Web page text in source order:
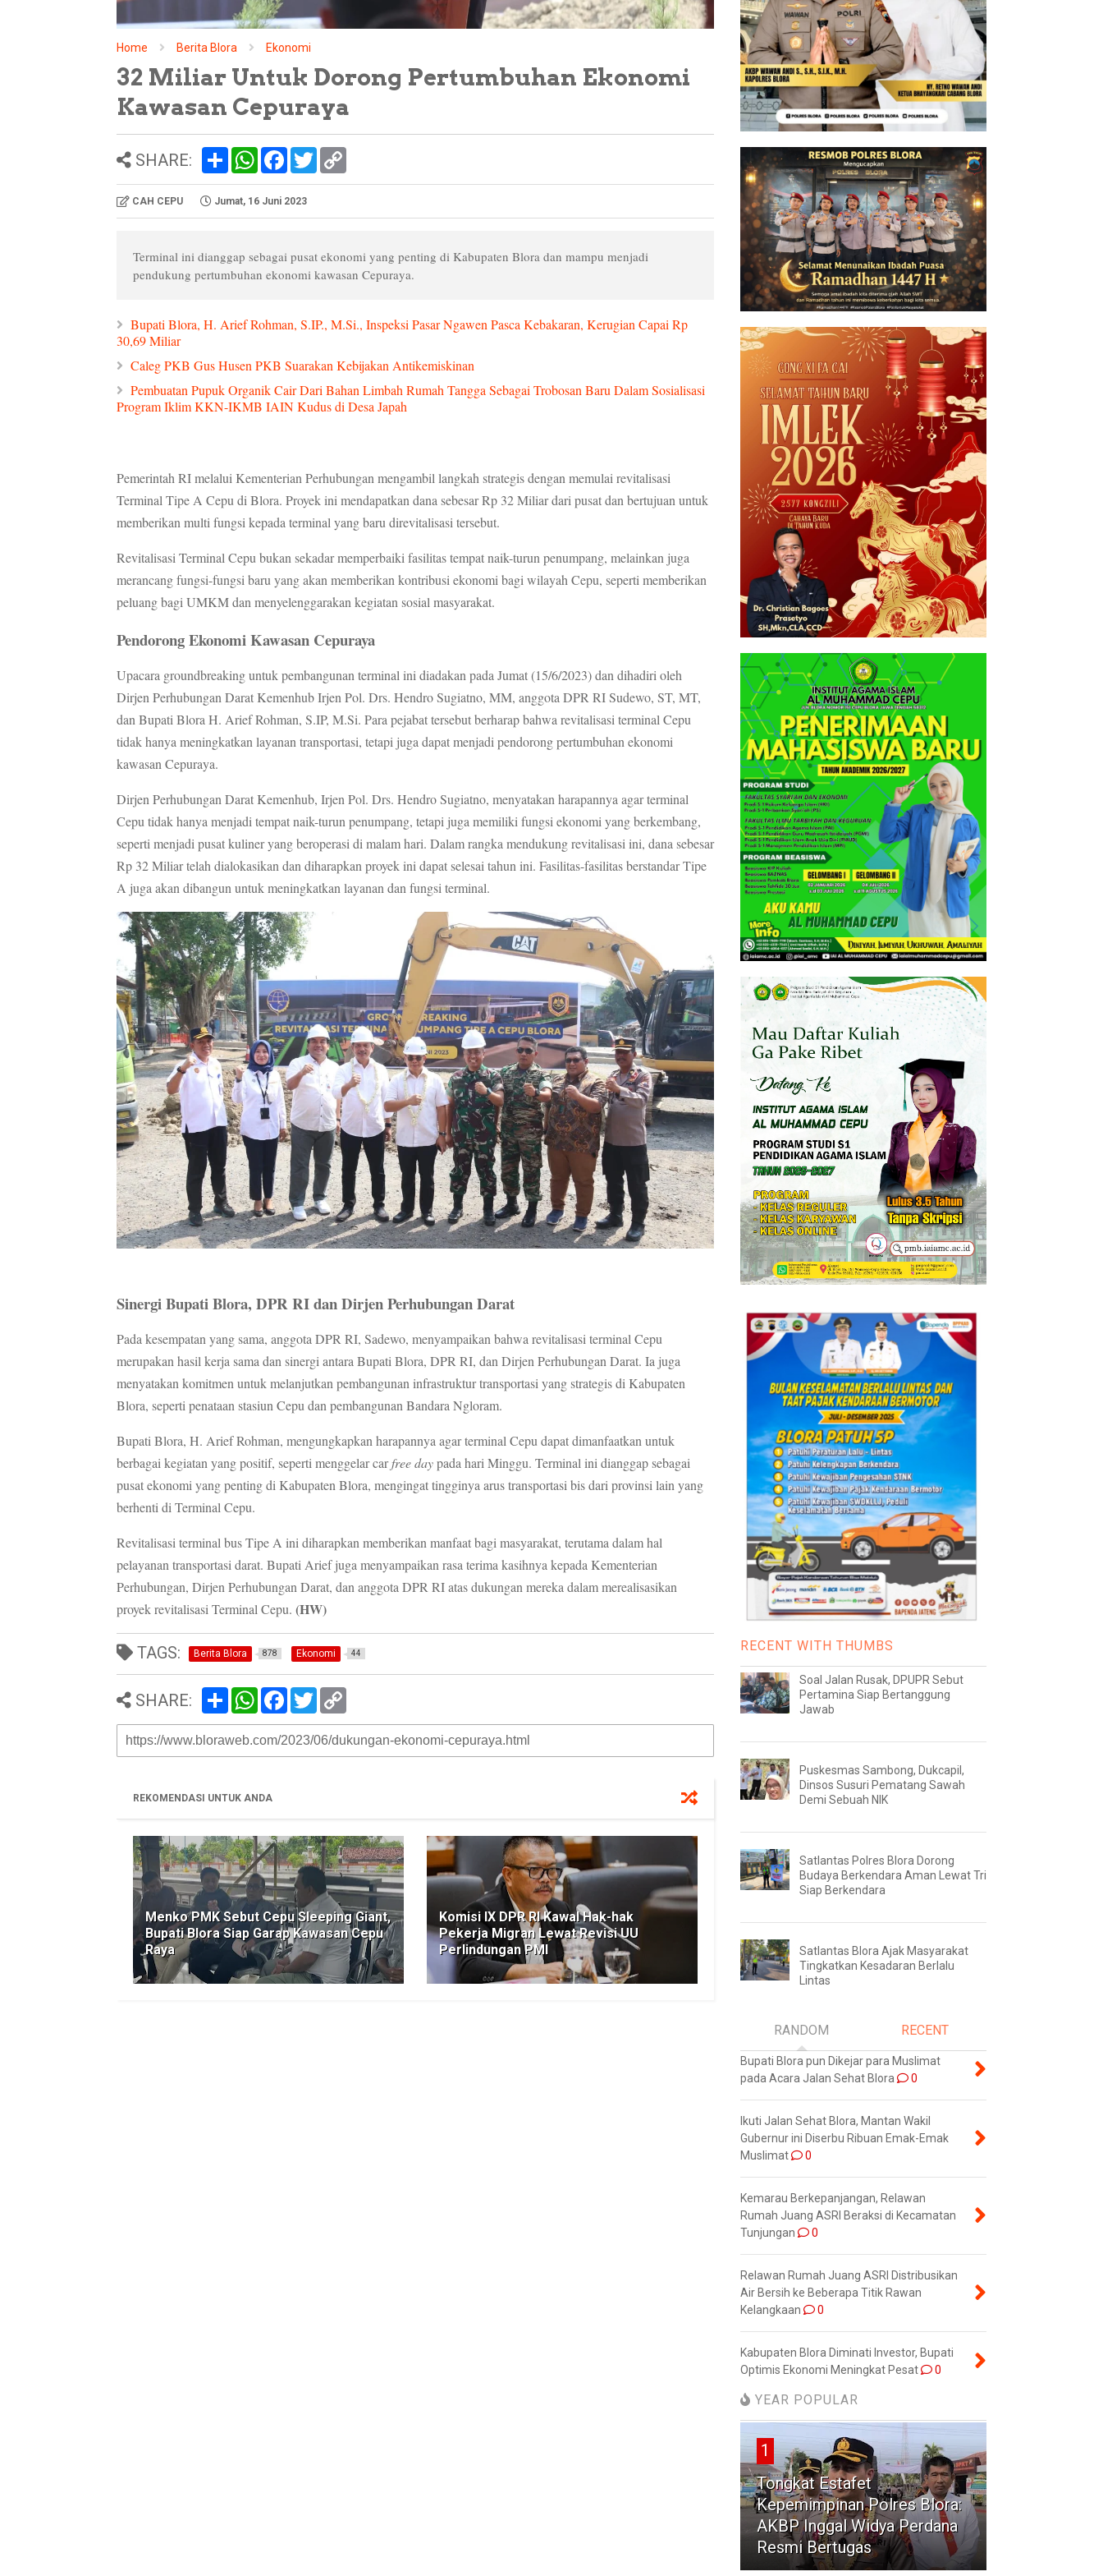
Home Berita Blora Ekonomi
32 Miliar Untuk Dorong Pertumbuhan Ekonomi
Kawasan Cepuraya
SHARE:
e
W
s
A
b
o
e
i
CAH CEPU Jumat, 16 Juni 2023
Terminal ini dianggap sebagai pusat ekonomi yang penting di Kabupaten Blora dan mampu menjadi
pendukung pertumbuhan ekonomi kawasan Cepuraya.
Bupati Blora, H. Arief Rohman, S.IP., M.Si., Inspeksi Pasar Ngawen Pasca Kebakaran, Kerugian Capai Rp
30,69 Miliar
Caleg PKB Gus Husen PKB Suarakan Kebijakan Antikemiskinan
Pembuatan Pupuk Organik Cair Dari Bahan Limbah Rumah Tangga Sebagai Trobosan Baru Dalam Sosialisasi
Program Iklim KKN-IKMB IAIN Kudus di Desa Japah
Pemerintah RI melalui Kementerian Perhubungan mengambil langkah strategis dengan memulai revitalisasi
Terminal Tipe A Cepu di Blora. Proyek ini mendapatkan dana sebesar Rp 32 Miliar dari pusat dan bertujuan untuk
memberikan multi fungsi kepada terminal yang baru direvitalisasi tersebut.
Revitalisasi Terminal Cepu bukan sekadar memperbaiki fasilitas tempat naik-turun penumpang, melainkan juga
merancang fungsi-fungsi baru yang akan memberikan kontribusi ekonomi bagi wilayah Cepu, seperti memberikan
peluang bagi UMKM dan menyelenggarakan kegiatan sosial masyarakat.
Pendorong Ekonomi Kawasan Cepuraya
Upacara groundbreaking untuk pembangunan terminal ini diadakan pada Jumat (15/6/2023) dan dihadiri oleh
Dirjen Perhubungan Darat Kemenhub Irjen Pol. Drs. Hendro Sugiatno, MM, anggota DPR RI Sudewo, ST, MT,
dan Bupati Blora H. Arief Rohman, S.IP, M.Si. Para pejabat tersebut berharap bahwa revitalisasi terminal Cepu
tidak hanya meningkatkan layanan transportasi, tetapi juga dapat menjadi pendorong pertumbuhan ekonomi
kawasan Cepuraya.
Dirjen Perhubungan Darat Kemenhub, Irjen Pol. Drs. Hendro Sugiatno, menyatakan harapannya agar terminal
Cepu tidak hanya menjadi tempat naik-turun penumpang, tetapi juga memiliki fungsi ekonomi yang berkembang,
seperti menjadi pusat kuliner yang beroperasi di malam hari. Dalam rangka mendukung revitalisasi ini, dana sebesar
Rp 32 Miliar telah dialokasikan dan diharapkan proyek ini dapat selesai tahun ini. Fasilitas-fasilitas berstandar Tipe
A juga akan dibangun untuk meningkatkan layanan dan fungsi terminal.
Sinergi Bupati Blora, DPR RI dan Dirjen Perhubungan Darat
Pada kesempatan yang sama, anggota DPR RI, Sadewo, menyampaikan bahwa revitalisasi terminal Cepu
merupakan hasil kerja sama dan sinergi antara Bupati Blora, DPR RI, dan Dirjen Perhubungan Darat. Ia juga
menyatakan komitmen untuk melanjutkan pembangunan infrastruktur transportasi yang strategis di Kabupaten
Blora, seperti penataan stasiun Cepu dan pembangunan Bandara Ngloram.
Bupati Blora, H. Arief Rohman, mengungkapkan harapannya agar terminal Cepu dapat dimanfaatkan untuk
berbagai kegiatan yang positif, seperti menggelar carfree daypada hari Minggu. Terminal ini dianggap sebagai
pusat ekonomi yang penting di Kabupaten Blora, mengingat tingginya arus transportasi bis dari provinsi lain yang
berhenti di Terminal Cepu.
Revitalisasi terminal bus Tipe A ini diharapkan memberikan manfaat bagi masyarakat, terutama dalam hal
pelayanan transportasi darat. Bupati Arief juga menyampaikan rasa terima kasihnya kepada Kementerian
Perhubungan, Dirjen Perhubungan Darat, dan anggota DPR RI atas dukungan mereka dalam merealisasikan
proyek revitalisasi Terminal Cepu. (HW)
TAGS: Berita Blora 878 Ekonomi 44
SHARE:
S
e
W
s
A
F
e
b
o
T
t
t
e
y
L
i
REKOMENDASI UNTUK ANDA
Menko PMK Sebut Cepu Sleeping Giant,
Bupati Blora Siap Garap Kawasan Cepu
Raya
Komisi IX DPR RI Kawal Hak-hak
Pekerja Migran Lewat Revisi UU
Perlindungan PMI
RECENT WITH THUMBS
Soal Jalan Rusak, DPUPR Sebut
Pertamina Siap Bertanggung
Jawab
Puskesmas Sambong, Dukcapil,
Dinsos Susuri Pematang Sawah
Demi Sebuah NIK
Satlantas Polres Blora Dorong
Budaya Berkendara Aman Lewat Tri
Siap Berkendara
Satlantas Blora Ajak Masyarakat
Tingkatkan Kesadaran Berlalu
Lintas
RANDOM RECENT
Bupati Blora pun Dikejar para Muslimat
pada Acara Jalan Sehat Blora
0
Ikuti Jalan Sehat Blora, Mantan Wakil
Gubernur ini Diserbu Ribuan Emak-Emak
Muslimat
0
Kemarau Berkepanjangan, Relawan
Rumah Juang ASRI Beraksi di Kecamatan
Tunjungan
0
Relawan Rumah Juang ASRI Distribusikan
Air Bersih ke Beberapa Titik Rawan
Kelangkaan
0
Kabupaten Blora Diminati Investor, Bupati
Optimis Ekonomi Meningkat Pesat
0
YEAR POPULAR
1
Tongkat Estafet
Kepemimpinan Polres Blora:
AKBP Inggal Widya Perdana
Resmi Bertugas